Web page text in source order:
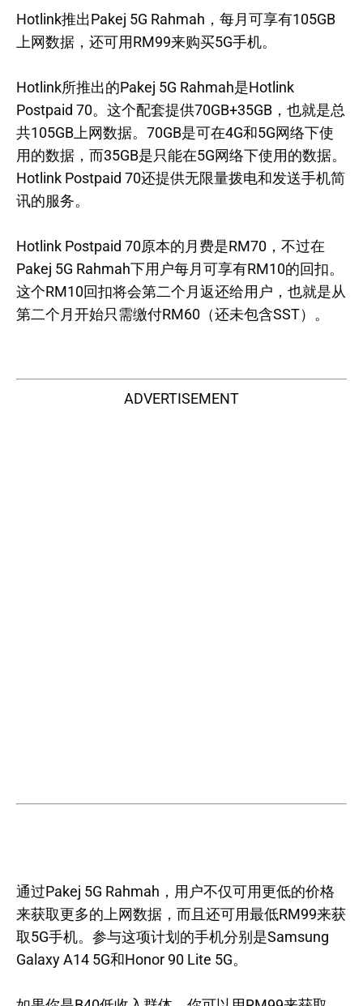
Hotlink推出Pakej 5G Rahmah，每月可享有105GB
上网数据，还可用RM99来购买5G手机。
Hotlink所推出的Pakej 5G Rahmah是Hotlink
Postpaid 70。这个配套提供70GB+35GB，也就是总
共105GB上网数据。70GB是可在4G和5G网络下使
用的数据，而35GB是只能在5G网络下使用的数据。
Hotlink Postpaid 70还提供无限量拨电和发送手机简
讯的服务。
Hotlink Postpaid 70原本的月费是RM70，不过在
Pakej 5G Rahmah下用户每月可享有RM10的回扣。
这个RM10回扣将会第二个月返还给用户，也就是从
第二个月开始只需缴付RM60（还未包含SST）。
ADVERTISEMENT
通过Pakej 5G Rahmah，用户不仅可用更低的价格
来获取更多的上网数据，而且还可用最低RM99来获
取5G手机。参与这项计划的手机分别是Samsung
Galaxy A14 5G和Honor 90 Lite 5G。